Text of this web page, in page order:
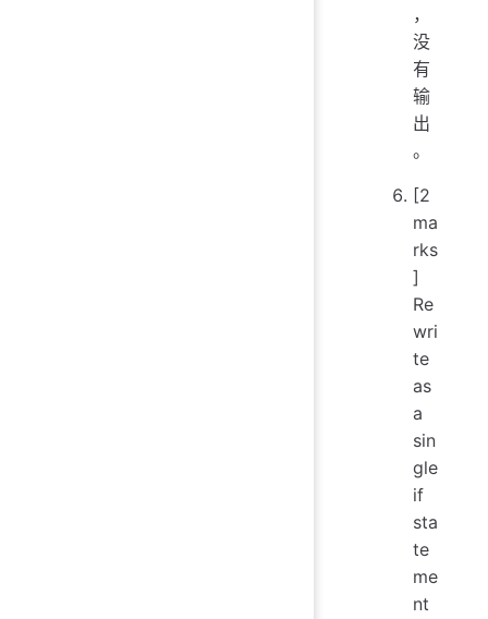
，
没
有
输
出
。
[2
ma
rks
]
Re
wri
te
as
a
sin
gle
if
sta
te
me
nt